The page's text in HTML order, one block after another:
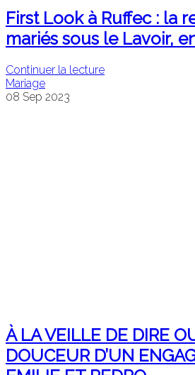
First Look à Ruffec : la
mariés sous le Lavoir,
Continuer la lecture
Mariage
08 Sep 2023
À LA VEILLE DE DIRE
DOUCEUR D’UN